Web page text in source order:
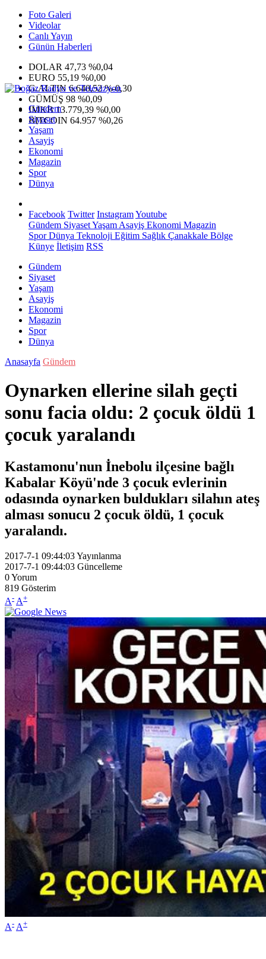
Foto Galeri
Videolar
Canlı Yayın
Günün Haberleri
DOLAR 47,73 %0,04
EURO 55,19 %0,00
G.ALTIN6.640,52 %-0,30
GÜMÜŞ 98 %0,09
IMKB13.779,39 %0,00
BITCOIN 64.957 %0,26
Gündem
Siyaset
Yaşam
Asayiş
Ekonomi
Magazin
Spor
Dünya
Facebook Twitter InstagramYoutube
Gündem SiyasetYaşam Asayiş Ekonomi Magazin
SporDünya Teknoloji Eğitim Sağlık Çanakkale Bölge
Künye İletişim RSS
Gündem
Siyaset
Yaşam
Asayiş
Ekonomi
Magazin
Spor
Dünya
Anasayfa Gündem
Oynarken ellerine silah geçti
sonu facia oldu: 2 çocuk öldü 1
çocuk yaralandı
Kastamonu'nun İnebolu ilçesine bağlı
Kabalar Köyü'nde 3 çocuk evlerinin
odasında oynarken buldukları silahın ateş
alması sonucu 2 çocuk öldü, 1 çocuk
yaralandı.
2017-7-1 09:44:03Yayınlanma
2017-7-1 09:44:03 Güncelleme
0Yorum
819 Gösterim
A- A+
A- A+